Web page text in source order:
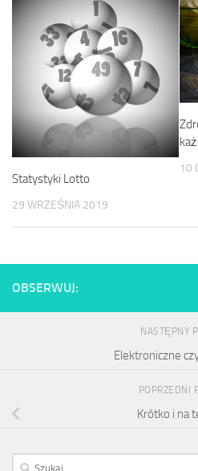
Statystyki Lotto
29 WRZEŚNIA 2019
10
OBSERWUJ:
NASTĘPNY
Elektroniczne
POPRZEDNI
Krótko i na
Szukaj: